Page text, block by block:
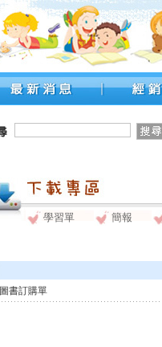
學習單 簡報
圖書訂購單